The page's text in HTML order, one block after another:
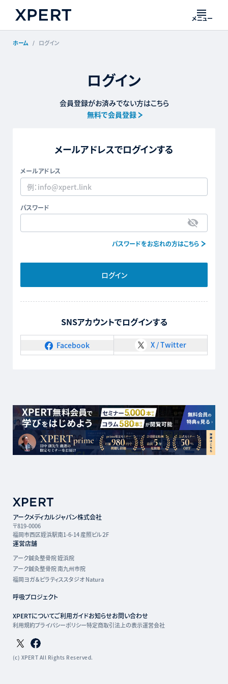
メニュー
ホーム ログイン
ログイン
会員登録がお済みでない方はこちら
無料で会員登録
メールアドレスでログインする
メールアドレス
パスワード
パスワードをお忘れの方はこちら
ログイン
SNSアカウントでログインする
Facebook X / Twitter
アークメディカルジャパン株式会社
〒819-0006
福岡市西区姪浜駅南1-6-14 産照ビル２F
運営店舗
アーク鍼灸整骨院 姪浜院
アーク鍼灸整骨院 南九州市院
福岡ヨガ＆ピラティススタジオ Natura
呼吸プロジェクト
XPERTについてご利用ガイドお知らせお問い合わせ
利用規約プライバシーポリシー特定商取引法上の表示運営会社
Twitterページ
Facebookページ
(c) XPERT All Rights Reserved.